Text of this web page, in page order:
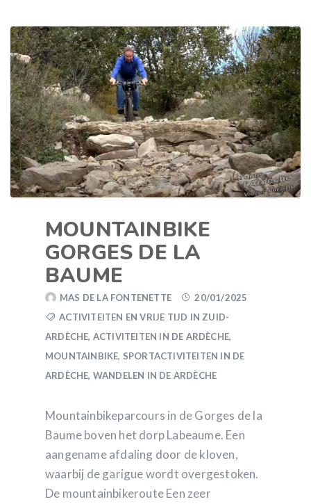
MOUNTAINBIKE
GORGES DE LA
BAUME
MAS DE LA FONTENETTE
20/01/2025
ACTIVITEITEN EN VRIJE TIJD IN ZUID-
ARDÈCHE, ACTIVITEITEN IN DE ARDÈCHE,
MOUNTAINBIKE, SPORTACTIVITEITEN IN DE
ARDÈCHE, WANDELEN IN DE ARDÈCHE
Mountainbikeparcours in de Gorges de la
Baume boven het dorp Labeaume. Een
aangename afdaling door de kloven,
waarbij de garigue wordt overgestoken.
De mountainbikeroute Een zeer